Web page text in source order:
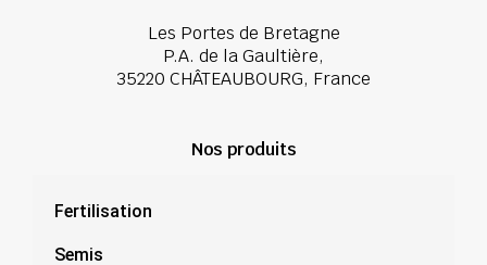
Les Portes de Bretagne
P.A. de la Gaultière,
35220 CHÂTEAUBOURG, France
Nos produits
Fertilisation
Semis